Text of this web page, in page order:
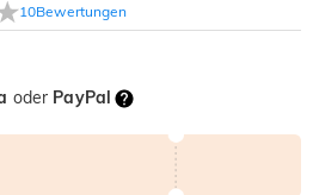
10Bewertungen
oder PayPal